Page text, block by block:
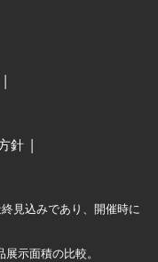
針
見込みであり、開催時に
示面積の比較。